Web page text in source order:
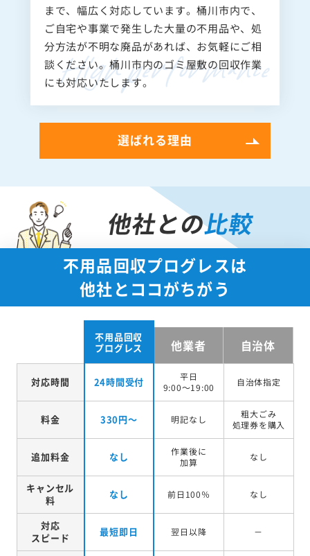
まで、幅広く対応しています。桶川市内で、
ご自宅や事業で発生した大量の不用品や、処
分方法が不明な廃品があれば、お気軽にご相
談ください。桶川市内のゴミ屋敷の回収作業
にも対応いたします。
選ばれる理由
他社との比較
不用品回収プログレスは
他社とココがちがう
不用品回収
プログレス
他業者 自治体
対応時間 24時間受付
平日
9:00～19:00
自治体指定
料金 330円～ 明記なし
粗大ごみ
処理券を購入
追加料金 なし
作業後に
加算
なし
キャンセル
料
なし 前日100％ なし
対応
スピード
最短即日 翌日以降 －